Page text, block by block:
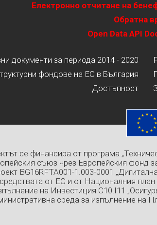
Електронно отчитане на
Обратна
Open Data API
документи за периода 2014 - 2020
фондове на ЕС в България
Достъпност
се финансира от програма
съюз чрез Европейския фонд
BG16RFTA001-1.003-0001
средствата от ЕС и от Националния
на Инвестиция C10.I11
среда за изпълнение на